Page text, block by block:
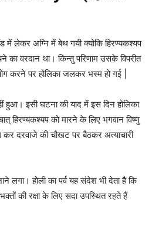
में लेकर अग्नि में बेथ गयी क्योकि हिरण्यकश्यप
का वरदान था। किन्तु परिणाम उसके विपरीत
करने पर होलिका जलकर भस्म हो गई |
हुआ। इसी घटना की याद में इस दिन होलिका
हिरण्यकश्यप को मारने के लिए भगवान विष्णु
दरवाजे की चौखट पर बैठकर अत्याचारी
लगा। होली का पर्व यह संदेश भी देता है कि
की रक्षा के लिए सदा उपस्थित रहते हैं